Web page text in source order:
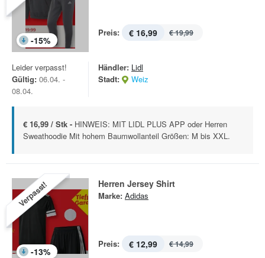
-15%
Preis: € 16,99 € 19,99
Leider verpasst!
Gültig: 06.04. -
08.04.
Händler: Lidl
Stadt:
Weiz
€ 16,99 / Stk - HINWEIS: MIT LIDL PLUS APP oder Herren
Sweathoodie Mit hohem Baumwollanteil Größen: M bis XXL.
Verpasst!
-13%
Herren Jersey Shirt
Marke: Adidas
Preis: € 12,99 € 14,99